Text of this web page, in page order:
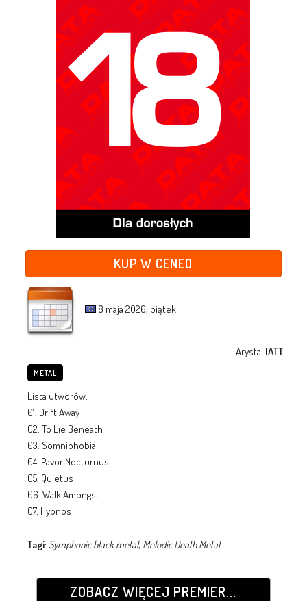
KUP W CENEO
8 maja 2026, piątek
Arysta: IATT
METAL
Lista utworów:
01. Drift Away
02. To Lie Beneath
03. Somniphobia
04. Pavor Nocturnus
05. Quietus
06. Walk Amongst
07. Hypnos
Tagi: Symphonic black metal, Melodic Death Metal
ZOBACZ WIĘCEJ PREMIER...